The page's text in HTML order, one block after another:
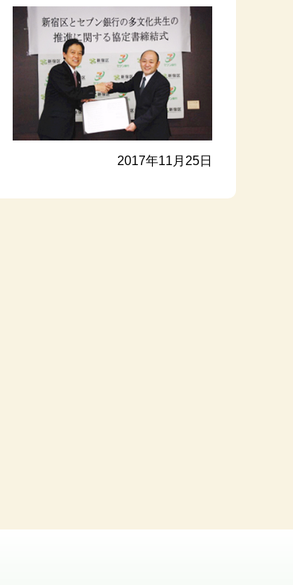
2017年11月25日